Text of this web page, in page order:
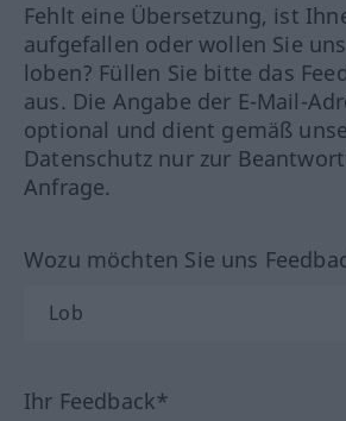
Fehlt eine Übersetzung, ist
aufgefallen oder wollen Sie
loben? Füllen Sie bitte das
aus. Die Angabe der E-Mail-
optional und dient gemäß
Datenschutz nur zur
Anfrage.
Wozu möchten Sie uns
Ihr Feedback*